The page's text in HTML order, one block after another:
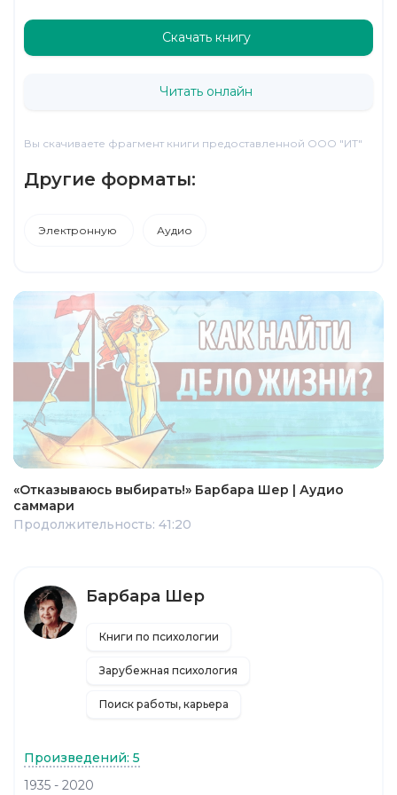
Скачать книгу
Читать онлайн
Вы скачиваете фрагмент книги предоставленной ООО "ИТ"
Другие форматы:
Электронную Аудио
«Отказываюсь выбирать!» Барбара Шер | Аудио
саммари
Продолжительность: 41:20
Барбара Шер
Книги по психологии
Зарубежная психология
Поиск работы, карьера
Произведений: 5
1935 - 2020